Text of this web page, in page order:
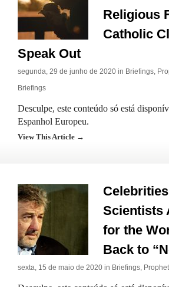
Religious
Catholic
Speak Out
segunda, 29 de junho de 2020 in Briefings,
Briefings
Desculpe, este conteúdo só está
Espanhol Europeu.
View This Article →
Scientists
for the
Back to
sexta, 15 de maio de 2020 in Briefings,